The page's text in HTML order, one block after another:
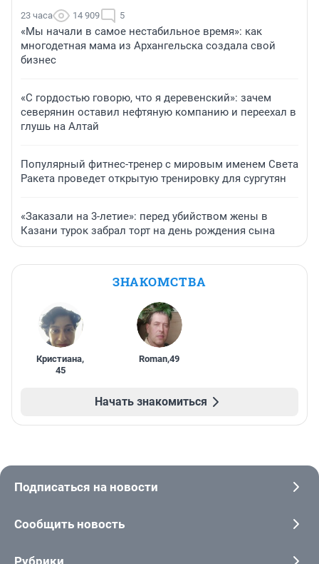
23 часа 14 909 5
«Мы начали в самое нестабильное время»: как
многодетная мама из Архангельска создала свой
бизнес
«С гордостью говорю, что я деревенский»: зачем
северянин оставил нефтяную компанию и переехал в
глушь на Алтай
Популярный фитнес-тренер с мировым именем Света
Ракета проведет открытую тренировку для сургутян
«Заказали на 3-летие»: перед убийством жены в
Казани турок забрал торт на день рождения сына
ЗНАКОМСТВА
Кристиана,
45
Roman,49
Начать знакомиться
Подписаться на новости
Сообщить новость